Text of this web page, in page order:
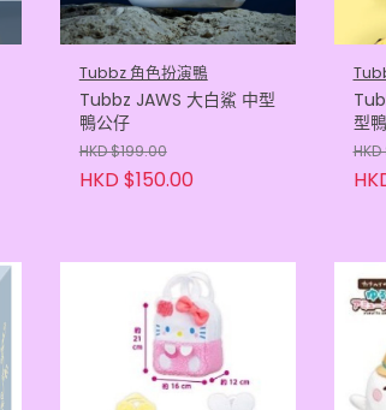
Tubbz 角色扮演鴨
Tubbz JAWS 大白鯊 中型
鴨公仔
HKD $199.00
HKD $150.00
型